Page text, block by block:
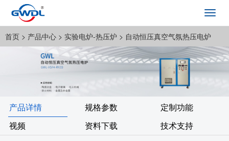
首页 > 产品中心 > 实验电炉-热压炉 > 自动恒压真空气氛热压电炉
产品详情 规格参数
定制功能
视频
资料下载 技术支持